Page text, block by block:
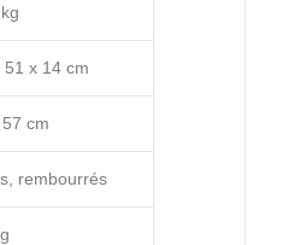
51 x 14 cm
cm
rembourrés